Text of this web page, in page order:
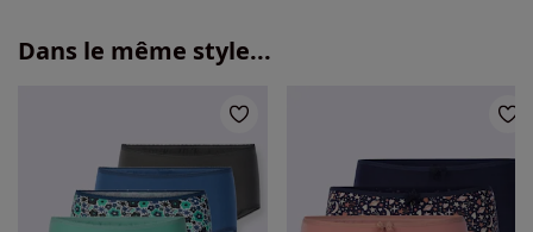
Dans le même style...